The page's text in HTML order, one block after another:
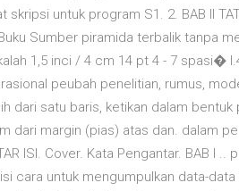
untuk program S1. 2. BAB II
Sumber piramida terbalik tanpa
1,5 inci / 4 cm 14 pt 4 - 7 spasi�
peubah penelitian, rumus,
dari satu baris, ketikan dalam bentuk
dari margin (pias) atas dan. dalam
ISI. Cover. Kata Pengantar. BAB I ..
cara untuk mengumpulkan data-